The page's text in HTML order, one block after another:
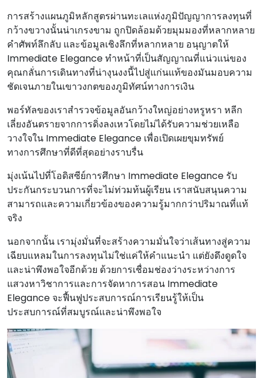
การสร้างแผนภูมิหลักสูตรผ่านทะเลแห่งภูมิปัญญาการลงทุนที่
กว้างขวางนั้นน่าเกรงขาม ถูกปิดล้อมด้วยมุมมองที่หลากหลาย
คําศัพท์ลึกลับ และข้อมูลเชิงลึกที่หลากหลาย อนุญาตให้
Immediate Elegance ทําหน้าที่เป็นสัญญาณที่แน่วแน่ของ
คุณกลั่นการเดินทางที่น่างุนงงนี้ไปสู่แก่นแท้ของมันมอบความ
ชัดเจนภายในเขาวงกตของภูมิทัศน์ทางการเงิน
พอร์ทัลของเราสํารวจข้อมูลอันกว้างใหญ่อย่างหรูหรา หลีก
เลี่ยงอันตรายจากการดิ่งลงเหวโดยไม่ได้รับความช่วยเหลือ
วางใจใน Immediate Elegance เพื่อเปิดเผยขุมทรัพย์
ทางการศึกษาที่ดีที่สุดอย่างราบรื่น
มุ่งเน้นไปที่โอดิสซีย์การศึกษา Immediate Elegance รับ
ประกันกระบวนการที่จะไม่ท่วมท้นผู้เรียน เราสนับสนุนความ
สามารถและความเกี่ยวข้องของความรู้มากกว่าปริมาณที่แท้
จริง
นอกจากนั้น เรามุ่งมั่นที่จะสร้างความมั่นใจว่าเส้นทางสู่ความ
เฉียบแหลมในการลงทุนไม่ใช่แค่ให้คําแนะนํา แต่ยังดึงดูดใจ
และน่าพึงพอใจอีกด้วย ด้วยการเชื่อมช่องว่างระหว่างการ
แสวงหาวิชาการและการจัดหาการสอน Immediate
Elegance จะฟื้นฟูประสบการณ์การเรียนรู้ให้เป็น
ประสบการณ์ที่สมบูรณ์และน่าพึงพอใจ